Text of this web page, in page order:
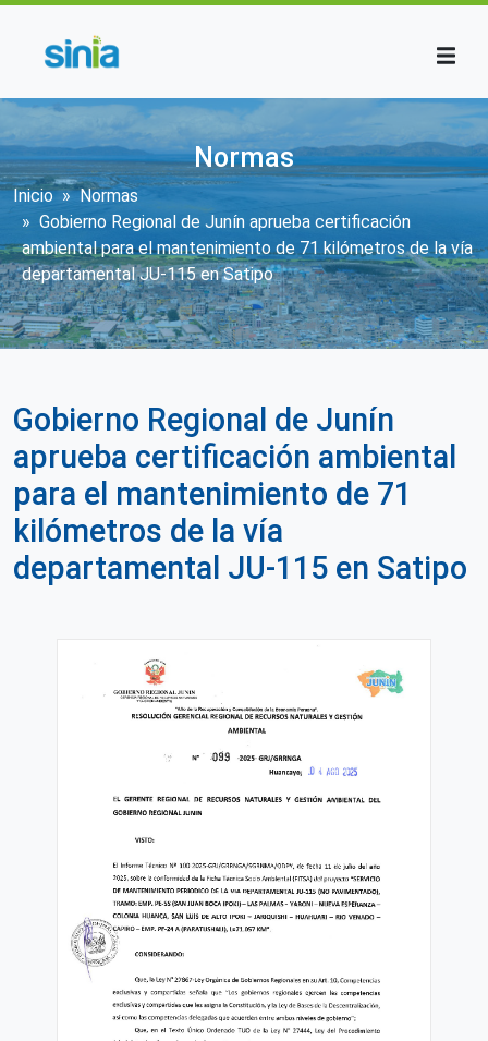
Normas
Sobrescribir enlaces de ayuda a la
Inicio
Normas
Gobierno Regional de Junín aprueba certificación
ambiental para el mantenimiento de 71 kilómetros de la vía
departamental JU-115 en Satipo
Gobierno Regional de Junín
aprueba certificación ambiental
para el mantenimiento de 71
kilómetros de la vía
departamental JU-115 en Satipo